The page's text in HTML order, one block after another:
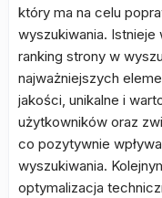
który ma na celu
wyszukiwania. Istnieje
ranking strony w
najważniejszych
jakości, unikalne i
użytkowników oraz
co pozytywnie
wyszukiwania.
optymalizacja